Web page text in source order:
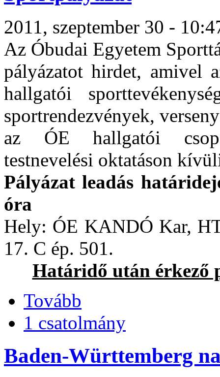
2011, szeptember 30 -
Az Óbudai Egyetem
pályázatot hirdet, amivel
hallgatói
sportrendezvények,
az ÓE hallgatói
testnevelési oktatáson
Pályázat leadás
óra
Hely: ÓE KANDÓ Kar,
17. C ép. 501.
Határidő után érkező
Tovább
1 csatolmány
Baden-Württemberg